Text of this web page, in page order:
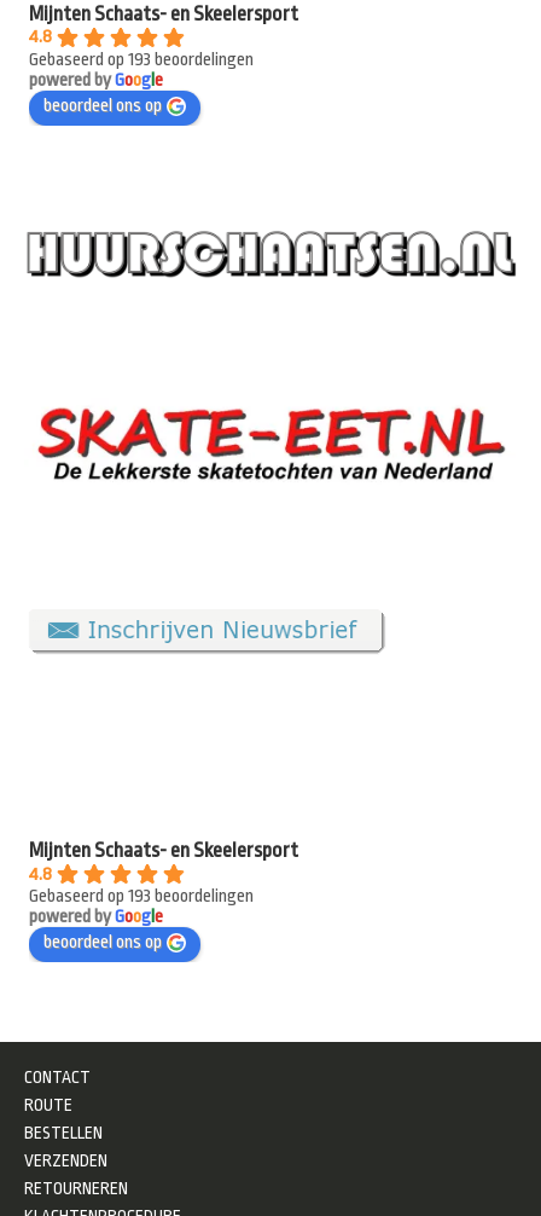
Mijnten Schaats- en Skeelersport
4.8
Gebaseerd op 193 beoordelingen
powered byGooge
beoordeel ons op
Mijnten Schaats- en Skeelersport
4.8
Gebaseerd op 193 beoordelingen
powered byGooge
beoordeel ons op
CONTACT
ROUTE
BESTELLEN
VERZENDEN
RETOURNEREN